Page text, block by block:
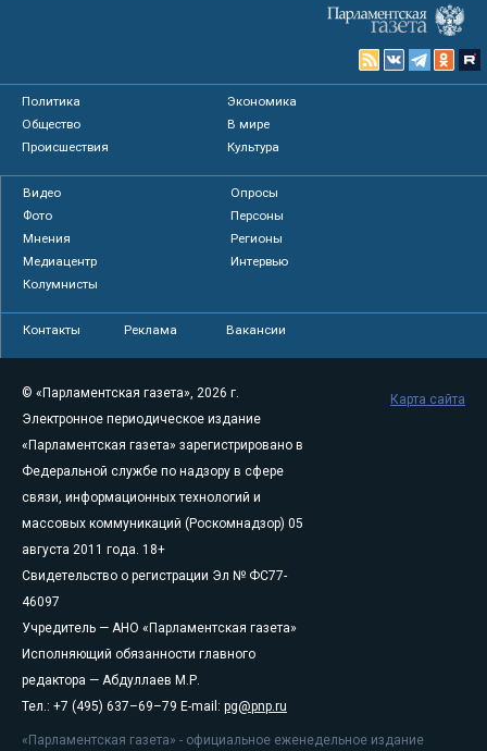
Политика
Экономика
Общество
В мире
Происшествия
Культура
Видео
Опросы
Фото
Персоны
Мнения
Регионы
Медиацентр
Интервью
Колумнисты
Контакты Реклама Вакансии
© «Парламентская газета», 2026 г.
Электронное периодическое издание
«Парламентская газета» зарегистрировано в
Федеральной службе по надзору в сфере
связи, информационных технологий и
массовых коммуникаций (Роскомнадзор) 05
августа 2011 года. 18+
Свидетельство о регистрации Эл № ФС77-
46097
Учредитель — АНО «Парламентская газета»
Исполняющий обязанности главного
редактора — Абдуллаев М.Р.
Тел.: +7 (495) 637–69–79 E-mail: pg@pnp.ru
«Парламентская газета» - официальное еженедельное издание
Карта сайта